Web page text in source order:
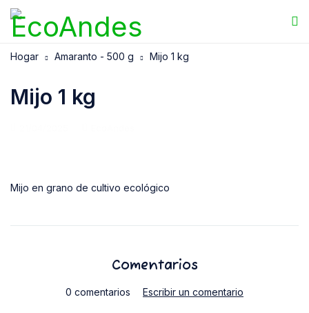
Hogar Amaranto - 500 g Mijo 1 kg
Mijo 1 kg
Mijo en grano de cultivo ecológico
Comentarios
0 comentarios Escribir un comentario